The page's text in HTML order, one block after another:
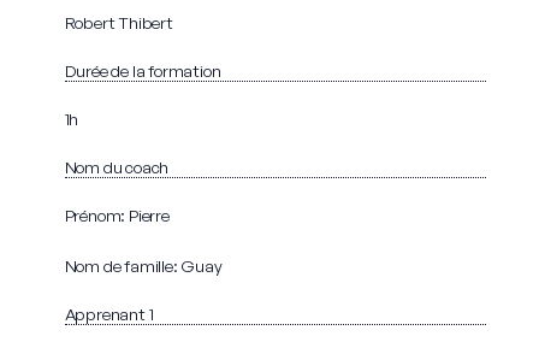
Robert Thibert
Durée de la formation
1h
Nom du coach
Prénom: Pierre
Nom de famille: Guay
Apprenant 1